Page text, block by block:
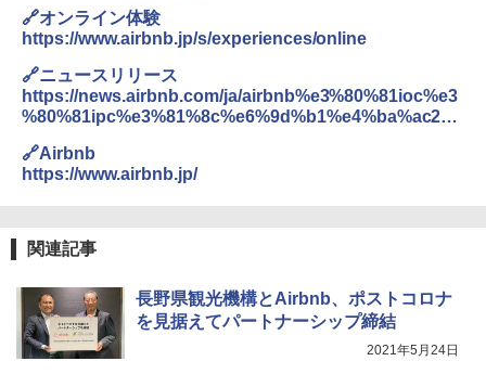
￥5,999
[キャンパーズコレクション 山善] 傘みたいに
広げるだけ パッとサッとテント ブラックコ
ーティング フルクローズ メッシュ 3-4人用
ュ(BC仕様) PATC-150B(EB)
イド ブラックコーティング フルクローズ メ
ッシュ 4人用 簡単設置 ポップアップテント P
￥3,680
DEWEL パラソル 大型 ビーチ アウトドアパ
ラソル ガーデン サイトシート付 折りたたみ
き
コンパクト iimono117 (ブルー)
🔗オンライン体験
https://www.airbnb.jp/s/experiences/online
🔗ニュースリリース
https://news.airbnb.com/ja/airbnb%e3%80%81ioc%e3
%80%81ipc%e3%81%8c%e6%9d%b1%e4%ba%ac202
%e3%82%8f%e3%81%9b200%e4%bb%a5%e4%b8%8
a%e3%81%ae%e3%82%aa%e3%83%aa%e3%83%b3%
🔗Airbnb
https://www.airbnb.jp/
関連記事
長野県観光機構とAirbnb、ポストコロナ
を見据えてパートナーシップ締結
2021年5月24日